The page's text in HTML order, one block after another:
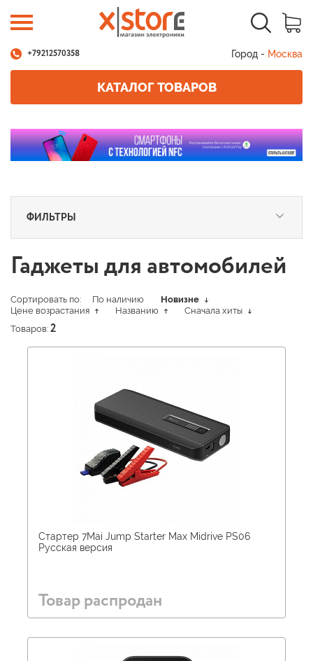
+79212570358 Город - Москва
КАТАЛОГ ТОВАРОВ
ФИЛЬТРЫ
Гаджеты для автомобилей
Сортировать по: По наличию
Новизне
Цене возрастания
Названию
Сначала хиты
Товаров: 2
Стартер 7Mai Jump Starter Max Midrive PS06
Русская версия
Товар распродан